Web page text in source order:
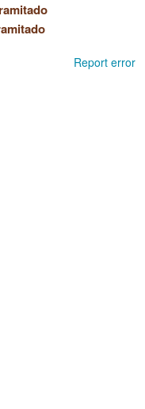
Report error